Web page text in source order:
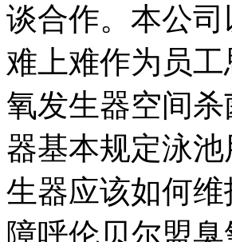
谈合作。本公
难上难作为员
氧发生器空间
器基本规定泳
生器应该如何
障呼伦贝尔盟